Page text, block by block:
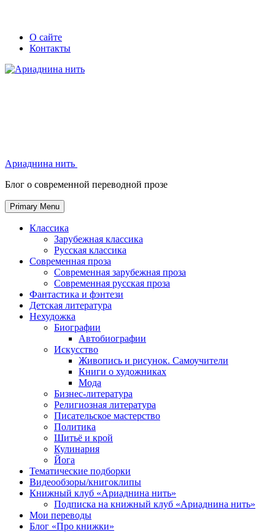
Skip
Secondary
left
navigation
Secondary
right
navigation
О сайте
Контакты
Ариаднина нить
Блог о современной переводной прозе
Primary Menu
Классика
Зарубежная классика
Русская классика
Современная проза
Современная зарубежная проза
Современная русская проза
Фантастика и фэнтези
Детская литература
Нехудожка
Биографии
Автобиографии
Искусство
Живопись и рисунок. Самоучители
Книги о художниках
Мода
Бизнес-литература
Религиозная литература
Писательское мастерство
Политика
Шитьё и крой
Кулинария
Йога
Тематические подборки
Видеообзоры/книгоклипы
Книжный клуб «Ариаднина нить»
Подписка на книжный клуб «Ариаднина нить»
Мои переводы
Блог «Про книжки»